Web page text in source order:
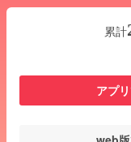
累計
アプ